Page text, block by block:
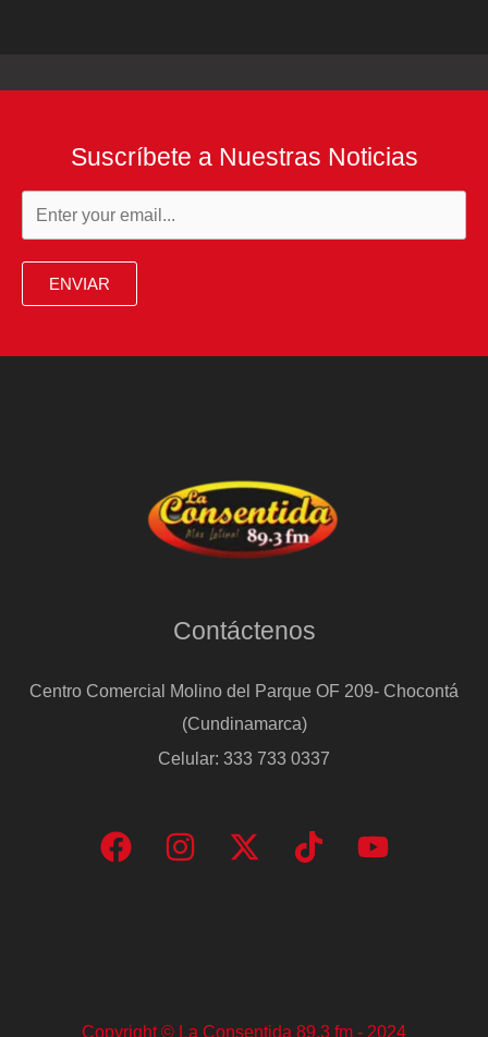
Suscríbete a Nuestras Noticias
ENVIAR
Contáctenos
Centro Comercial Molino del Parque OF 209- Chocontá
(Cundinamarca)
Celular: 333 733 0337
Copyright © La Consentida 89.3 fm - 2024